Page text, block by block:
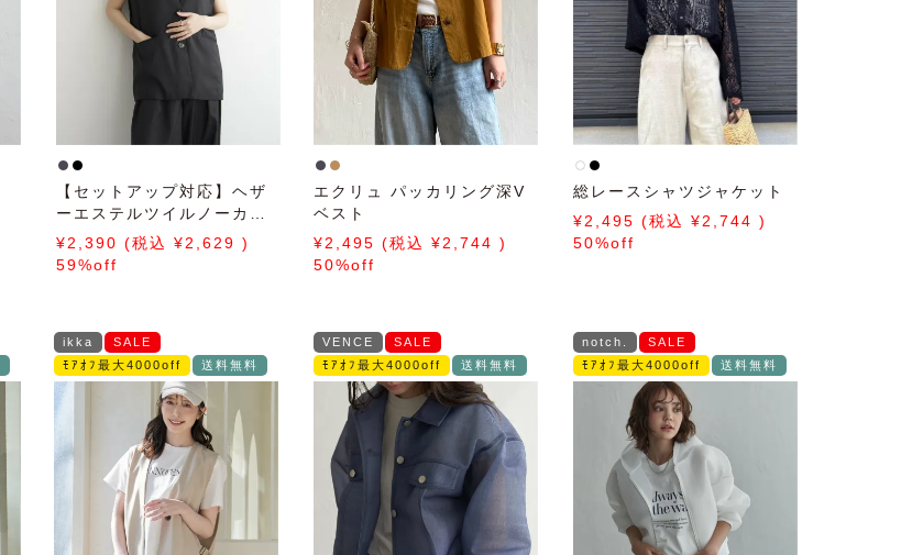
【セットアップ対応】ヘザ
ーエステルツイルノーカラ
ージレ
2,390
2,629
59%off
エクリュ パッカリング深V
ベスト
2,495
2,744
50%off
総レースシャツジャケット
2,495
2,744
50%off
ikka
SALE
ﾓｱｵﾌ最大4000off
送料無料
VENCE
SALE
ﾓｱｵﾌ最大4000off
送料無料
notch.
SALE
ﾓｱｵﾌ最大4000off
送料無料